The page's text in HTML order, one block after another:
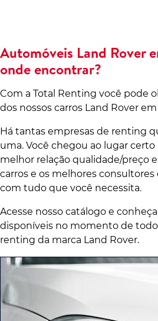
Automóveis Land Rover
onde encontrar?
Com a Total Renting você pode
dos nossos carros Land Rover
Há tantas empresas de renting
uma. Você chegou ao lugar
melhor relação qualidade/preço
carros e os melhores consultores
com tudo que você necessita.
Acesse nosso catálogo e
disponíveis no momento de
renting da marca Land Rover.